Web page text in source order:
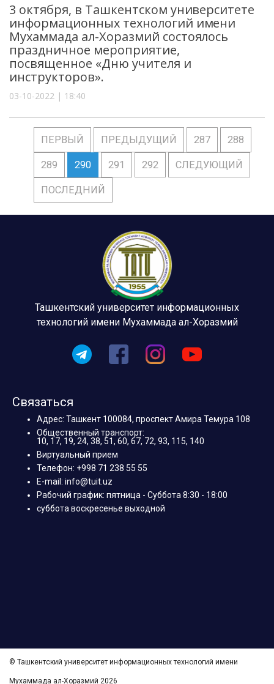
3 октября, в Ташкентском университете
информационных технологий имени
Мухаммада ал-Хоразмий состоялось
праздничное мероприятие,
посвященное «Дню учителя и
инструкторов».
03-10-2022 | 18:40
ПЕРВЫЙ ПРЕДЫДУЩИЙ 287 288
289 290 291 292 СЛЕДУЮЩИЙ
ПОСЛЕДНИЙ
Ташкентский университет информационных
технологий имени Мухаммада ал-Хоразмий
Связаться
Адрес: Ташкент 100084, проспект Амира Темура 108
Общественный транспорт:
10, 17, 19, 24, 38, 51, 60, 67, 72, 93, 115, 140
Виртуальный прием
Телефон: +998 71 238 55 55
E-mail: info@tuit.uz
Рабочий график: пятница - Суббота 8:30 - 18:00
суббота воскресенье выходной
© Ташкентский университет информационных технологий имени
Мухаммада ал-Хоразмий 2026